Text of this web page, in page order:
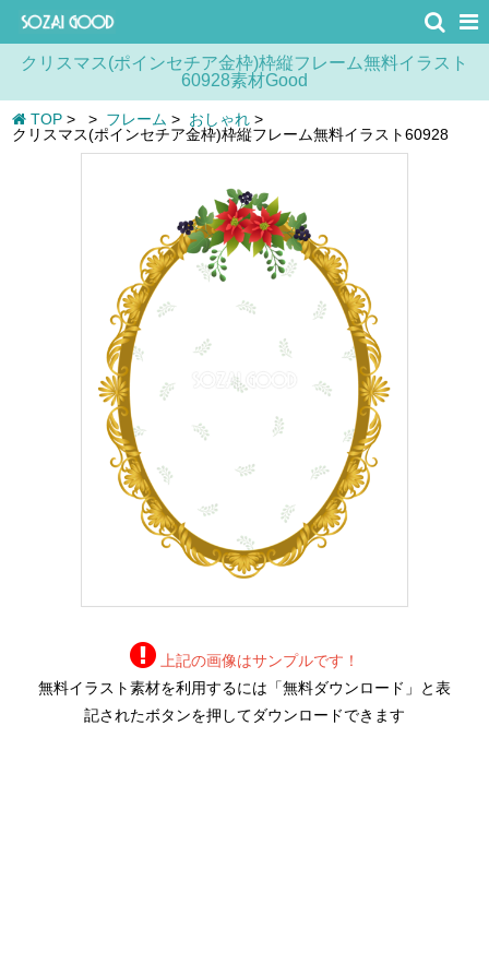
クリスマス(ポインセチア金枠)枠縦フレーム無料イラスト
60928素材Good
TOP > > フレーム > おしゃれ >
クリスマス(ポインセチア金枠)枠縦フレーム無料イラスト60928
上記の画像はサンプルです！
無料イラスト素材を利用するには「無料ダウンロード」と表
記されたボタンを押してダウンロードできます